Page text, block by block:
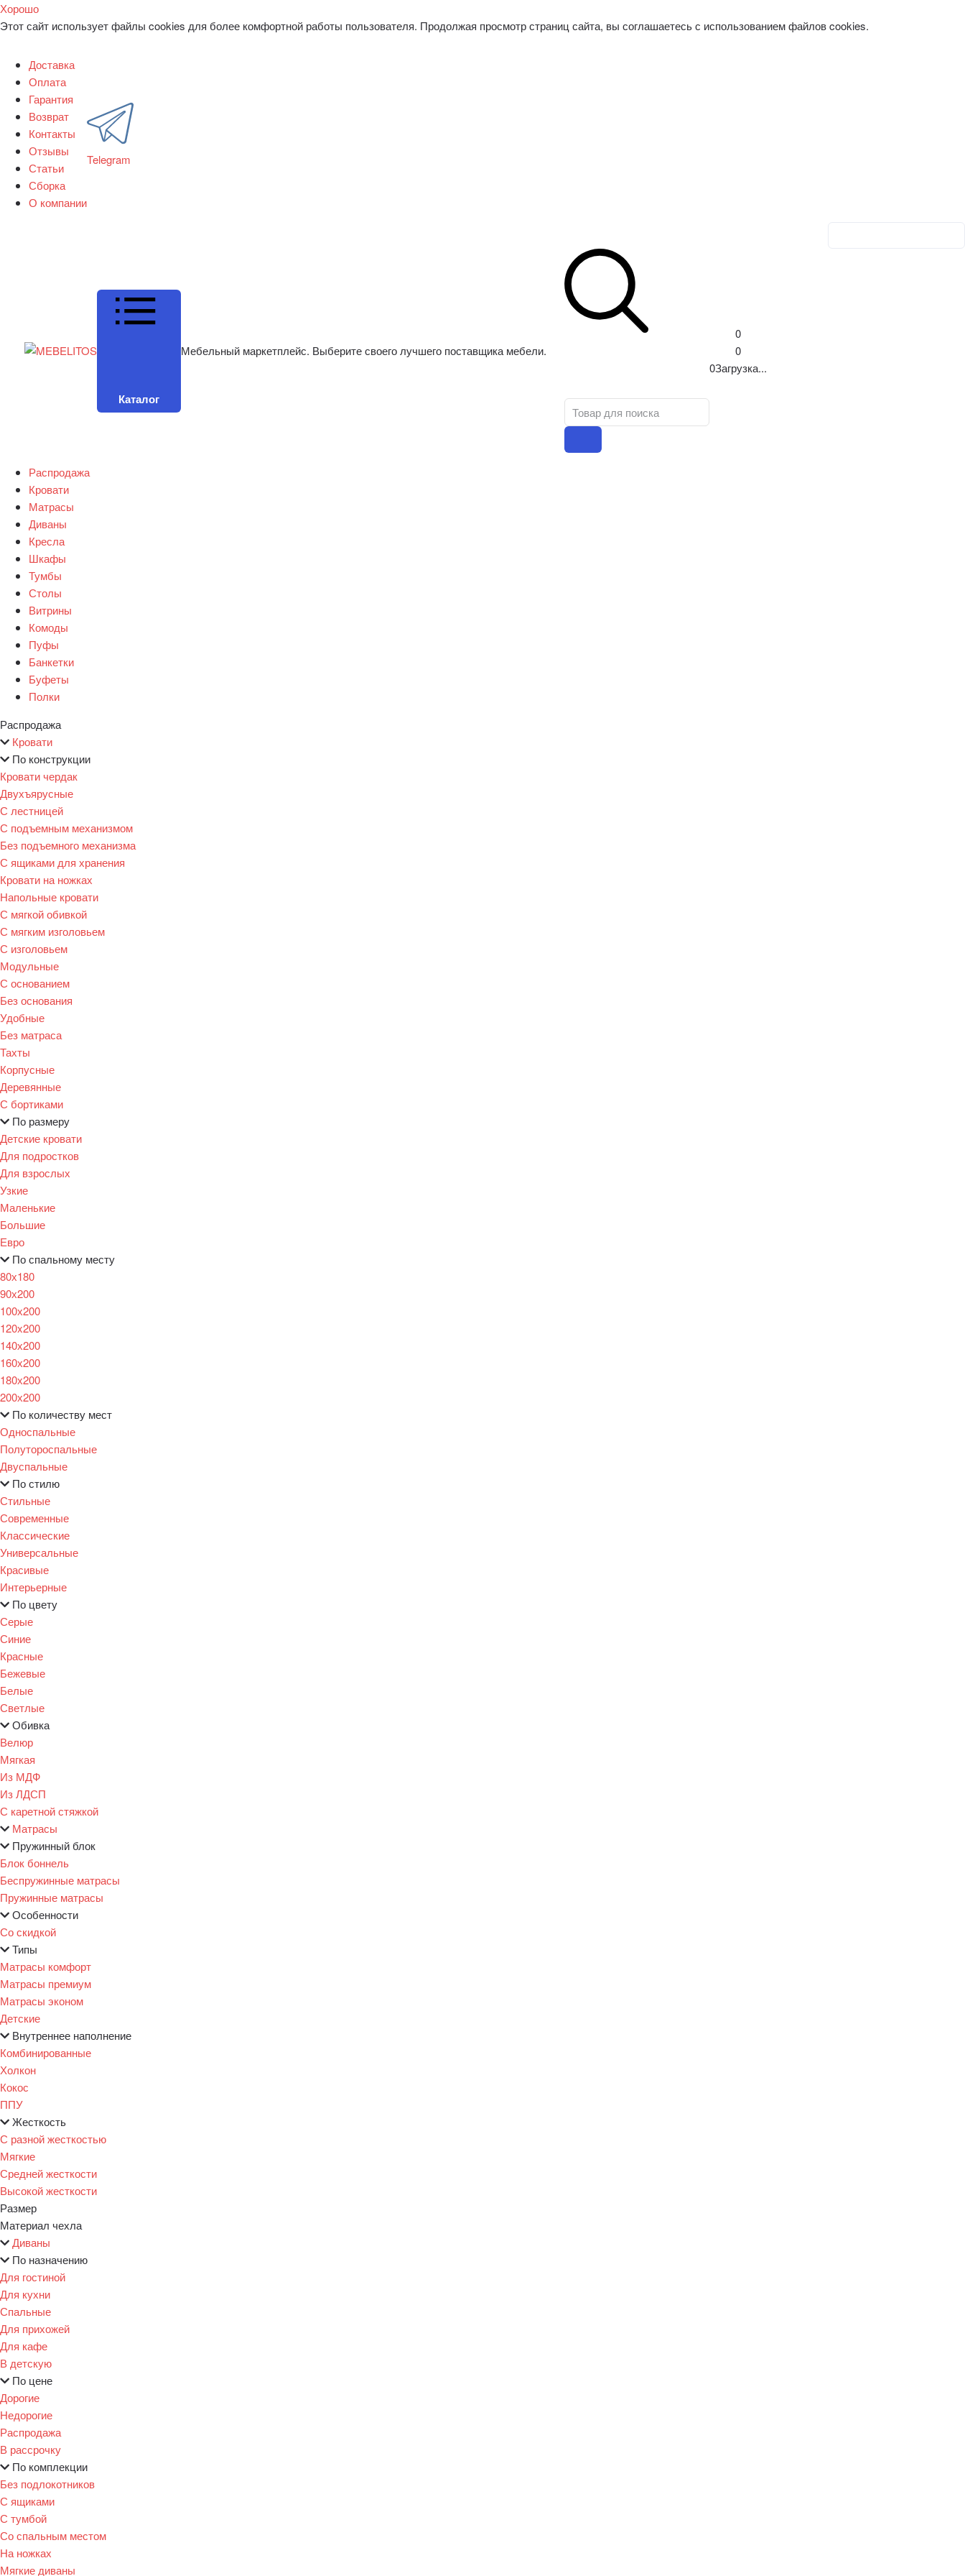
Хорошо
Этот сайт использует файлы cookies для более комфортной работы пользователя. Продолжая просмотр страниц сайта, вы соглашаетесь с использованием файлов cookies.
Доставка
Оплата
Гарантия
Возврат
Контакты
Отзывы
Статьи
Сборка
О компании
Telegram
Каталог
Мебельный маркетплейс. Выберите своего лучшего поставщика мебели.
0
0
0Загрузка...
Распродажа
Кровати
Матрасы
Диваны
Кресла
Шкафы
Тумбы
Столы
Витрины
Комоды
Пуфы
Банкетки
Буфеты
Полки
Распродажа
Кровати
По конструкции
Кровати чердак
Двухъярусные
С лестницей
С подъемным механизмом
Без подъемного механизма
С ящиками для хранения
Кровати на ножках
Напольные кровати
С мягкой обивкой
С мягким изголовьем
С изголовьем
Модульные
С основанием
Без основания
Удобные
Без матраса
Тахты
Корпусные
Деревянные
С бортиками
По размеру
Детские кровати
Для подростков
Для взрослых
Узкие
Маленькие
Большие
Евро
По спальному месту
80х180
90х200
100х200
120x200
140х200
160х200
180х200
200х200
По количеству мест
Односпальные
Полутороспальные
Двуспальные
По стилю
Стильные
Современные
Классические
Универсальные
Красивые
Интерьерные
По цвету
Серые
Синие
Красные
Бежевые
Белые
Светлые
Обивка
Велюр
Мягкая
Из МДФ
Из ЛДСП
С каретной стяжкой
Матрасы
Пружинный блок
Блок боннель
Беспружинные матрасы
Пружинные матрасы
Особенности
Со скидкой
Типы
Матрасы комфорт
Матрасы премиум
Матрасы эконом
Детские
Внутреннее наполнение
Комбинированные
Холкон
Кокос
ППУ
Жесткость
С разной жесткостью
Мягкие
Средней жесткости
Высокой жесткости
Размер
Материал чехла
Диваны
По назначению
Для гостиной
Для кухни
Спальные
Для прихожей
Для кафе
В детскую
По цене
Дорогие
Недорогие
Распродажа
В рассрочку
По комплекции
Без подлокотников
С ящиками
С тумбой
Со спальным местом
На ножках
Мягкие диваны